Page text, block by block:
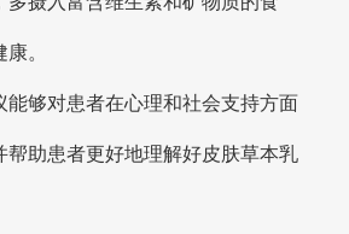
。
够对患者在心理和社会支持方面
帮助患者更好地理解好皮肤草本乳